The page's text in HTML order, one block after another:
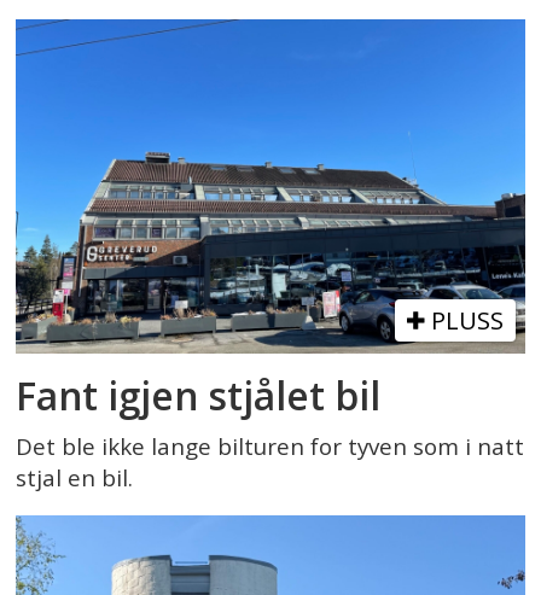
PLUSS
Fant igjen stjålet bil
Det ble ikke lange bilturen for tyven som i natt
stjal en bil.